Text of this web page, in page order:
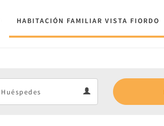
HABITACIÓN FAMILIAR VISTA FIORDO